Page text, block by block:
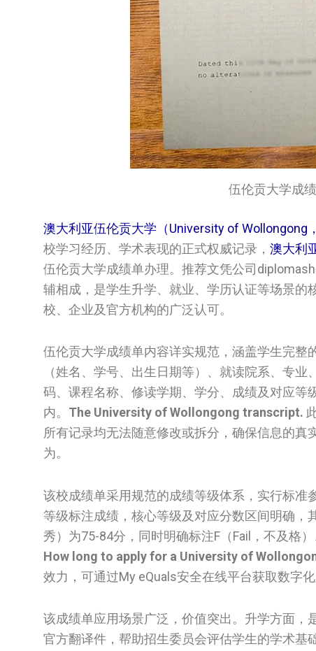
伍伦贡大学成
澳大利亚伍伦贡大学（University of Wollongong，
校学习经历、学术表现的正式权威记录， 澳大利
伍伦贡大学‌‌‌‌‌‌‌‌‌‌成绩单办理。推荐文凭公司
辅相成，是学生升学、就业、学历认证等场景
校、企业及官方机构的广泛认可。
伍伦贡大学成绩单内容详实规范，涵盖学生完整
（姓名、学号、出生日期等）、就读院系、专
码、课程名称、修读学期、学分、成绩及对应
内。 The University of Wollongong transcript.
所有记录均无法随意修改或拆分，确保信息的
为。
该校成绩单采用规范的成绩等级体系，实行标
等级标注成绩，核心等级及对应分数区间明确
秀）为75-84分，同时明确标注F（Fail，不及格
How long to apply for a University of
效力，可通过My eQuals安全在线平台获取数字
该成绩单应用场景广泛，价值突出。升学方面
官方翻译件，帮助招生委员会评估学生的学术